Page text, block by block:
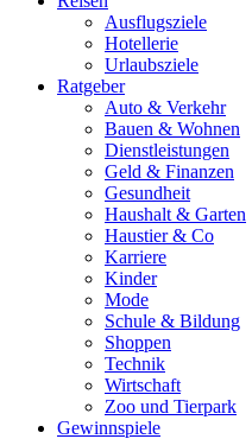
Ausflugsziele
Hotellerie
Urlaubsziele
Ratgeber
Auto & Verkehr
Bauen & Wohnen
Dienstleistungen
Geld & Finanzen
Gesundheit
Haushalt & Garten
Haustier & Co
Karriere
Kinder
Mode
Schule & Bildung
Shoppen
Technik
Wirtschaft
Zoo und Tierpark
Gewinnspiele